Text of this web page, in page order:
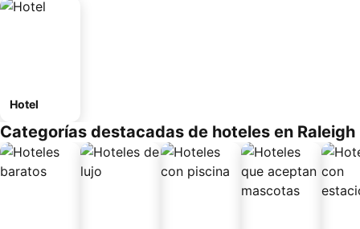
Hotel
Categorías destacadas de hoteles en Raleigh